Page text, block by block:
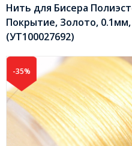
Нить для Бисера
Покрытие, Золото,
(УТ100027692)
-35%